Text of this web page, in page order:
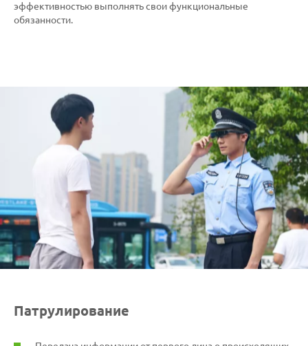
эффективностью выполнять свои функциональные
обязанности.
Патрулирование